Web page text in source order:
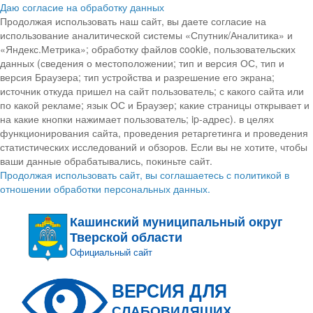
Даю согласие на обработку данных
Продолжая использовать наш сайт, вы даете согласие на
использование аналитической системы «Спутник/Аналитика» и
«Яндекс.Метрика»; обработку файлов cookie, пользовательских
данных (сведения о местоположении; тип и версия ОС, тип и
версия Браузера; тип устройства и разрешение его экрана;
источник откуда пришел на сайт пользователь; с какого сайта или
по какой рекламе; язык ОС и Браузер; какие страницы открывает и
на какие кнопки нажимает пользователь; ip-адрес). в целях
функционирования сайта, проведения ретаргетинга и проведения
статистических исследований и обзоров. Если вы не хотите, чтобы
ваши данные обрабатывались, покиньте сайт.
Продолжая использовать сайт, вы соглашаетесь с политикой в
отношении обработки персональных данных.